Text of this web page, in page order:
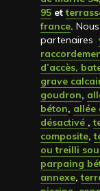
95 et
france.
partenaires
d’accès,
grave
goudron,
béton, allée
désactivé ,
composite,
ou treilli
parpaing
annexe,